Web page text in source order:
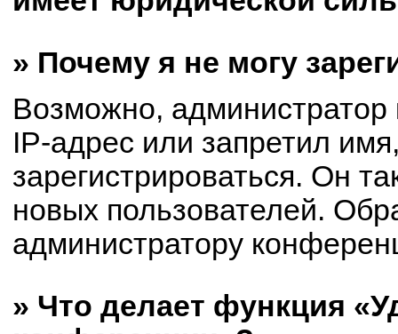
» Почему я не могу
Возможно,
IP-адрес или запретил
зарегистрироваться. Он
новых пользователей.
администратору
» Что делает функция